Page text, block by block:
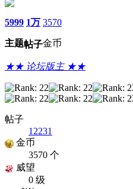
5999
主题
1万
帖子
3570
金币
★★ 论坛版主 ★★
帖子
12231
金币
3570 个
威望
0 级